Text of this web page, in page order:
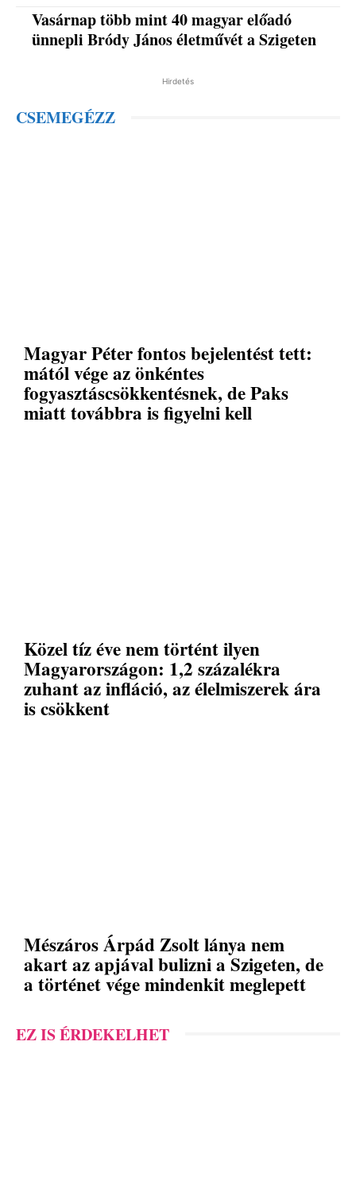
Vasárnap több mint 40 magyar előadó
ünnepli Bródy János életművét a Szigeten
Hirdetés
CSEMEGÉZZ
Magyar Péter fontos bejelentést tett:
mától vége az önkéntes
fogyasztáscsökkentésnek, de Paks
miatt továbbra is figyelni kell
Közel tíz éve nem történt ilyen
Magyarországon: 1,2 százalékra
zuhant az infláció, az élelmiszerek ára
is csökkent
Mészáros Árpád Zsolt lánya nem
akart az apjával bulizni a Szigeten, de
a történet vége mindenkit meglepett
EZ IS ÉRDEKELHET